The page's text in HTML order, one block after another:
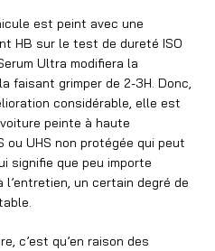
est peint avec une
HB sur le test de dureté ISO
Ultra modifiera la
faisant grimper de 2-3H. Donc,
considérable, elle est
peinte à haute
ou UHS non protégée qui peut
signifie que peu importe
un certain degré de
c’est qu’en raison des